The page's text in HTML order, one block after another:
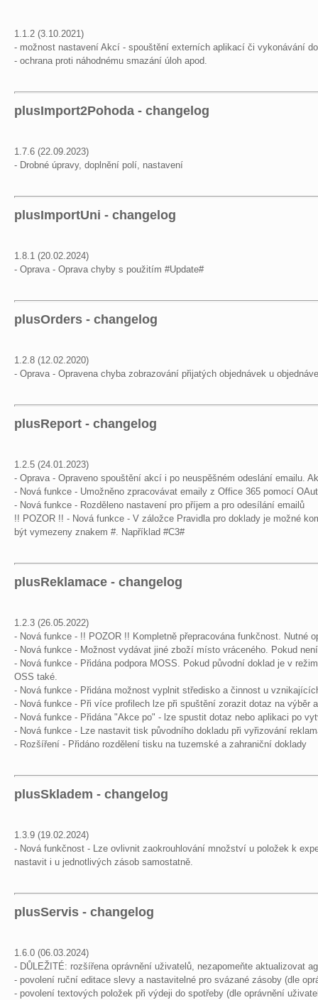
1.1.2 (3.10.2021)
- možnost nastavení Akcí - spouštění externích aplikací či vykonávání
- ochrana proti náhodnému smazání úloh apod.
plusImport2Pohoda - changelog
1.7.6 (22.09.2023)
- Drobné úpravy, doplnění polí, nastavení
plusImportUni - changelog
1.8.1 (20.02.2024)
- Oprava - Oprava chyby s použitím #Update#
plusOrders - changelog
1.2.8 (12.02.2020)
- Oprava - Opravena chyba zobrazování přijatých objednávek u
plusReport - changelog
1.2.5 (24.01.2023)
- Oprava - Opraveno spouštění akcí i po neuspěšném odeslání emailu.
- Nová funkce - Umožněno zpracovávat emaily z Office 365 pomocí
- Nová funkce - Rozděleno nastavení pro příjem a pro odesílání emailů
!! POZOR !! - Nová funkce - V záložce Pravidla pro doklady je možné
být vymezeny znakem #. Například #C3#
plusReklamace - changelog
1.2.3 (26.05.2022)
- Nová funkce - !! POZOR !! Kompletně přepracována funkčnost. Nutné
- Nová funkce - Možnost vydávat jiné zboží místo vráceného. Pokud
- Nová funkce - Přidána podpora MOSS. Pokud původní doklad je v
OSS také.
- Nová funkce - Přidána možnost vyplnit středisko a činnost u
- Nová funkce - Při více profilech lze při spuštění zorazit dotaz na výběr
- Nová funkce - Přidána "Akce po" - lze spustit dotaz nebo aplikaci po
- Nová funkce - Lze nastavit tisk původního dokladu při vyřizování
- Rozšíření - Přidáno rozdělení tisku na tuzemské a zahraniční doklady
plusSkladem - changelog
1.3.9 (19.02.2024)
- Nová funkčnost - Lze ovlivnit zaokrouhlování množství u položek k
nastavit i u jednotlivých zásob samostatně.
plusServis - changelog
1.6.0 (06.03.2024)
- DŮLEŽITÉ: rozšířena oprávnění uživatelů, nezapomeňte aktualizovat
- povolení ruční editace slevy a nastavitelné pro svázané zásoby (dle
- povolení textových položek při výdeji do spotřeby (dle oprávnění